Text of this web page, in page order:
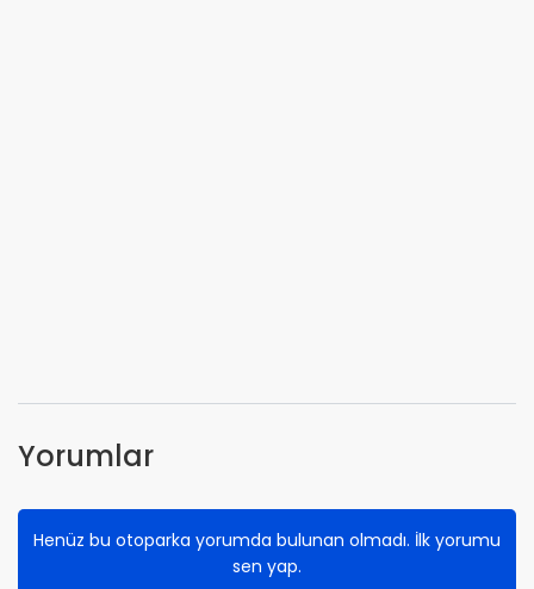
Yorumlar
Henüz bu otoparka yorumda bulunan olmadı. İlk yorumu
sen yap.